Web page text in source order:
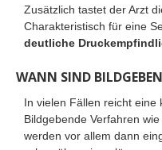
Zusätzlich tastet der Arzt
Charakteristisch für eine
deutliche
WANN SIND
In vielen Fällen reicht eine
Bildgebende Verfahren wie
werden vor allem dann